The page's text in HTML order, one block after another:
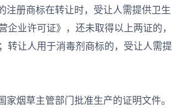
册商标在转让时，受让人需提供卫生
业许可证》，还未取得以上两证的，
转让人用于消毒剂商标的，受让人需提
烟草主管部门批准生产的证明文件。